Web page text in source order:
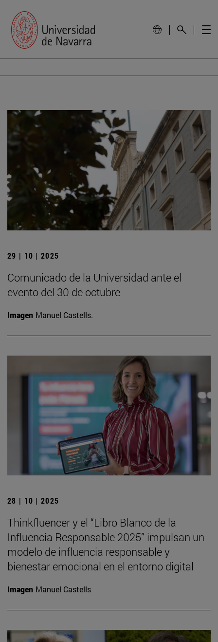
29 | 10 | 2025
Comunicado de la Universidad ante el
evento del 30 de octubre
Imagen Manuel Castells.
28 | 10 | 2025
Thinkfluencer y el “Libro Blanco de la
Influencia Responsable 2025” impulsan un
modelo de influencia responsable y
bienestar emocional en el entorno digital
Imagen Manuel Castells